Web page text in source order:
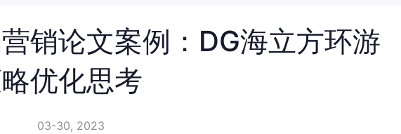
销论文案例：DG海立方环游
优化思考
03-30, 2023